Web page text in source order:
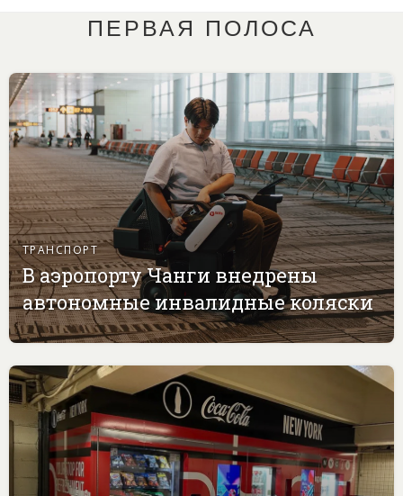
ПЕРВАЯ ПОЛОСА
ТРАНСПОРТ
В аэропорту Чанги внедрены
автономные инвалидные коляски